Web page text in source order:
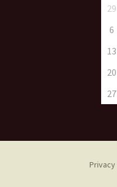
29
6
13
20
27
Privacy